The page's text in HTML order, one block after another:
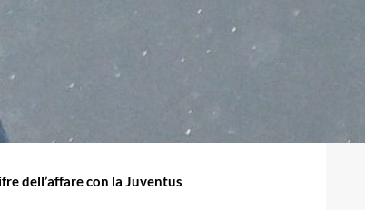
dell’affare con la Juventus